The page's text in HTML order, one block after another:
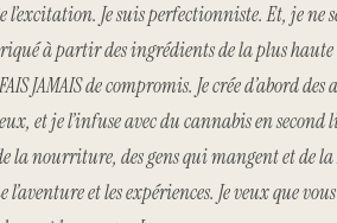
l’excitation. Je suis perfectionniste. Et, je
à partir des ingrédients de la plus haute
JAMAIS de compromis. Je crée d’abord
et je l’infuse avec du cannabis en second
la nourriture, des gens qui mangent et de la
et les expériences. Je veux que